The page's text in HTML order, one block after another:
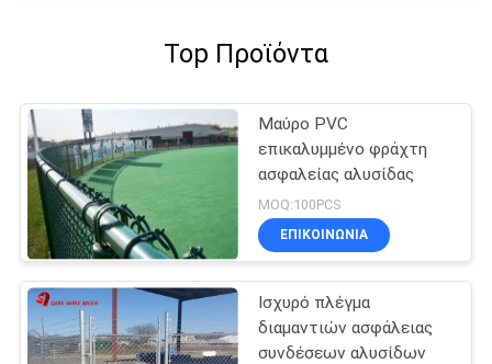
Top Προϊόντα
Μαύρο PVC
επικαλυμμένο φράχτη
ασφαλείας αλυσίδας
MOQ:100PCS
ΕΠΙΚΟΙΝΩΝΊΑ
Ισχυρό πλέγμα
διαμαντιών ασφάλειας
συνδέσεων αλυσίδων